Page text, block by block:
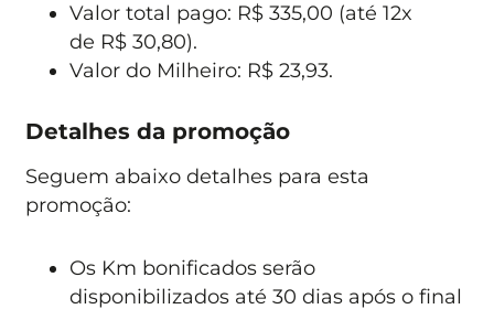
Valor total pago: R$ 335,00 (até 12x
de R$ 30,80).
Valor do Milheiro: R$ 23,93.
Detalhes da promoção
Seguem abaixo detalhes para esta
promoção:
Os Km bonificados serão
disponibilizados até 30 dias após o final